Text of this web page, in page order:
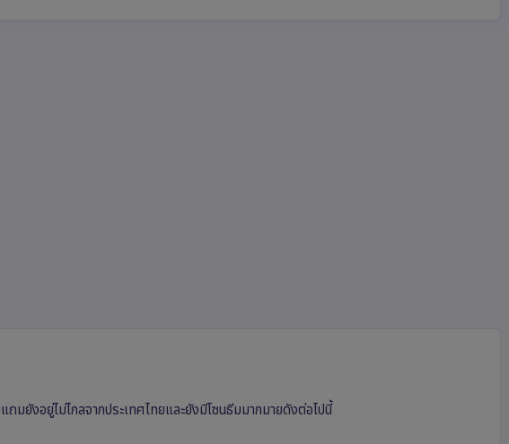
มยังอยู่ไม่ไกลจากประเทศไทยและยังมีโซนธีมมากมายดังต่อไปนี้